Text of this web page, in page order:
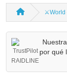
⚔️World
por qué